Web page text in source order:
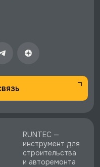
RUNTEC —
инструмент для
строительства
и авторемонта